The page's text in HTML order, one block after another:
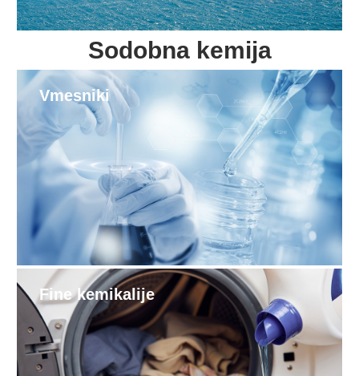
Sodobna kemija
Vmesniki
Fine kemikalije